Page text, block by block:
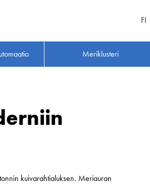
FI
Meriklusteri
kuivarahtialuksen. Meriauran